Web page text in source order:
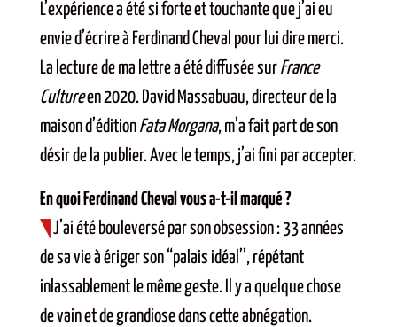
L’expérience a été si forte et touchante que j’ai eu
envie d’écrire à Ferdinand Cheval pour lui dire merci.
La lecture de ma lettre a été diffusée sur France
Cultureen 2020. David Massabuau, directeur de la
maison d’édition Fata Morgana, m’a fait part de son
désir de la publier. Avec le temps, j’ai fini par accepter.
En quoi Ferdinand Cheval vous a-t-il marqué ?
J’ai été bouleversé par son obsession : 33 années
de sa vie à ériger son “palais idéal’’, répétant
inlassablement le même geste. Il y a quelque chose
de vain et de grandiose dans cette abnégation.